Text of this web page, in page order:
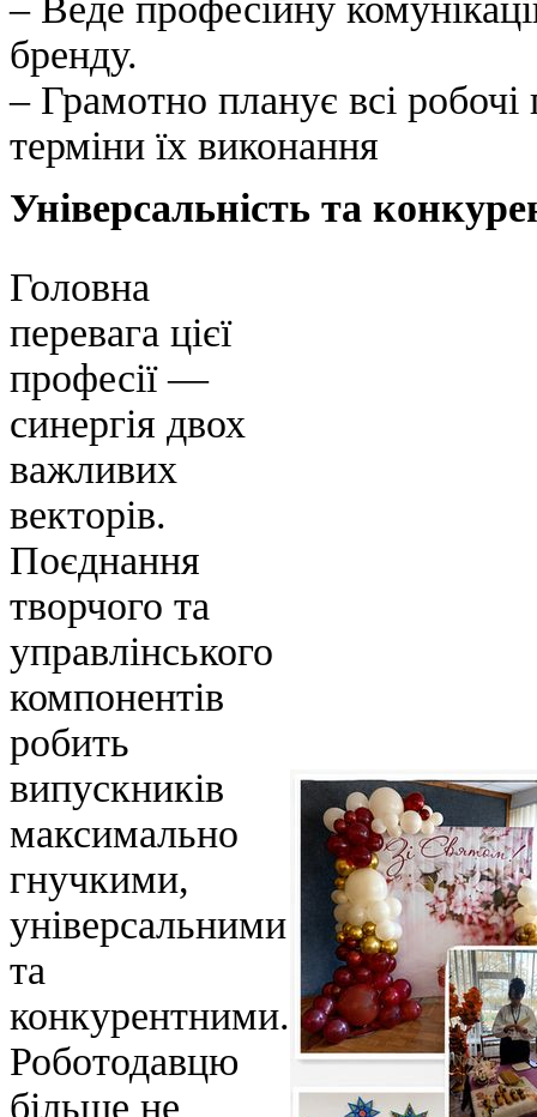
бренду.
– Грамотно планує всі
терміни їх виконання
Універсальність та
Головна
перевага цієї
професії —
синергія двох
важливих
векторів.
Поєднання
творчого та
управлінського
компонентів
робить
випускників
максимально
гнучкими,
універсальними
та
конкурентними.
Роботодавцю
більше не